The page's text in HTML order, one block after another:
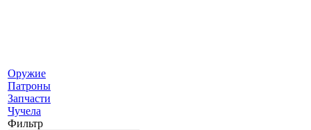
Оружие
Патроны
Запчасти
Чучела
Фильтр